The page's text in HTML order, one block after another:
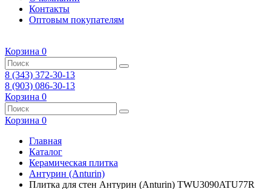
Контакты
Оптовым покупателям
Корзина 0
8 (343) 372-30-13
8 (903) 086-30-13
Корзина 0
Корзина 0
Главная
Каталог
Керамическая плитка
Антурин (Anturin)
Плитка для стен Антурин (Anturin) TWU3090ATU77R